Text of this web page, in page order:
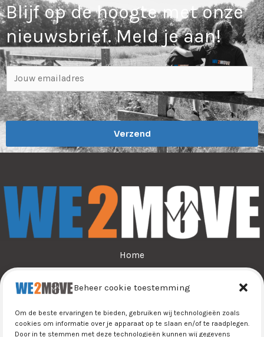
Beheer cookie toestemming
Om de beste ervaringen te bieden, gebruiken wij technologieën zoals
cookies om informatie over je apparaat op te slaan en/of te raadplegen.
Door in te stemmen met deze technologieën kunnen wij gegevens
Blijf op de hoogte met onze
nieuwsbrief. Meld je aan!
E
m
a
i
*
Verzend
Home
Sporten
Tijn&Do